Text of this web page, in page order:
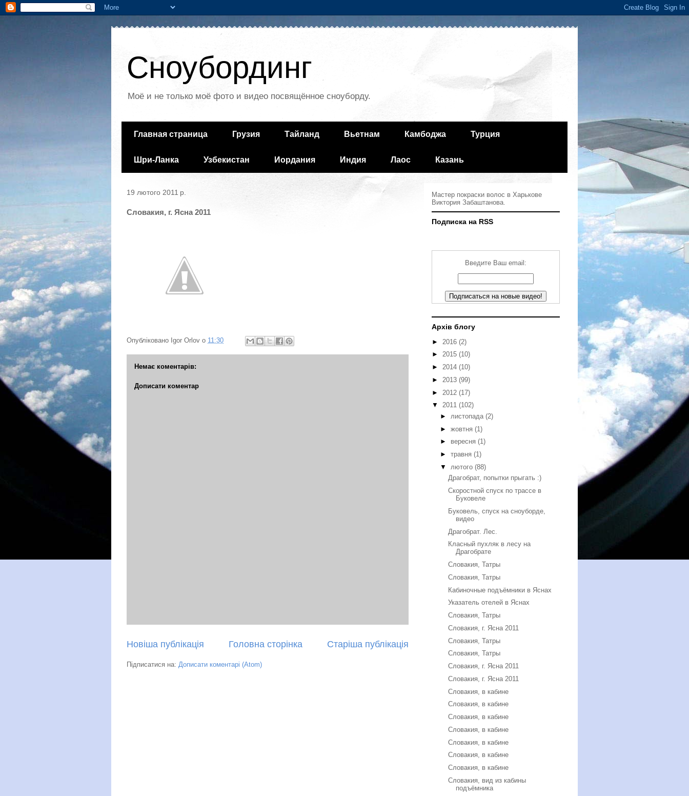
Сноубординг
Моё и не только моё фото и видео посвящённое сноуборду.
Главная страница Грузия Тайланд Вьетнам Камбоджа Турция
Шри-Ланка Узбекистан Иордания Индия Лаос Казань
19 лютого 2011 р.
Словакия, г. Ясна 2011
Опубліковано Igor Orlov о 11:30
Немає коментарів:
Дописати коментар
Новіша публікація Старіша публікація
Головна сторінка
Підписатися на: Дописати коментарі (Atom)
Мастер покраски волос в Харькове
Виктория Забаштанова.
Подписка на RSS
Введите Ваш email:
Архів блогу
► 2016 (2)
► 2015 (10)
► 2014 (10)
► 2013 (99)
► 2012 (17)
▼ 2011 (102)
► листопада (2)
► жовтня (1)
► вересня (1)
► травня (1)
▼ лютого (88)
Драгобрат, попытки прыгать :)
Скоростной спуск по трассе в
Буковеле
Буковель, спуск на сноуборде,
видео
Драгобрат. Лес.
Класный пухляк в лесу на
Драгобрате
Словакия, Татры
Словакия, Татры
Кабиночные подъёмники в Яснах
Указатель отелей в Яснах
Словакия, Татры
Словакия, г. Ясна 2011
Словакия, Татры
Словакия, Татры
Словакия, г. Ясна 2011
Словакия, г. Ясна 2011
Словакия, в кабине
Словакия, в кабине
Словакия, в кабине
Словакия, в кабине
Словакия, в кабине
Словакия, в кабине
Словакия, в кабине
Словакия, вид из кабины
подъёмника